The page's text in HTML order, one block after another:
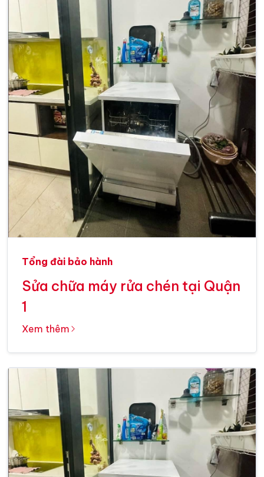
Tổng đài bảo hành
Sửa chữa máy rửa chén tại Quận
1
Xem thêm